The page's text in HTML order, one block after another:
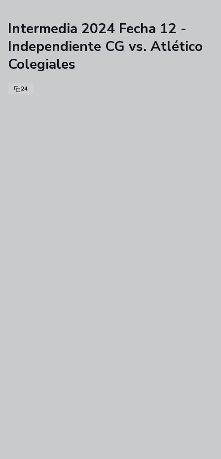
Intermedia 2024 Fecha 12 -
Independiente CG vs. Atlético
Colegiales
24